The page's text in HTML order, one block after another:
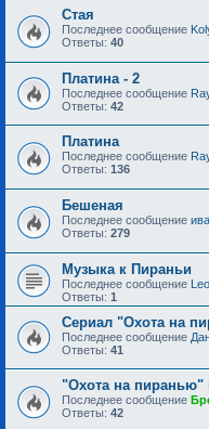
Стая
Последнее сообщение
Ответы: 40
Платина - 2
Последнее сообщение
Ответы: 42
Платина
Последнее сообщение
Ответы: 136
Бешеная
Последнее сообщение
Ответы: 279
Музыка к Пираньи
Последнее сообщение
Ответы: 1
Сериал "Охота на
Последнее сообщение
Ответы: 41
"Охота на пиранью"
Последнее сообщение
Ответы: 42